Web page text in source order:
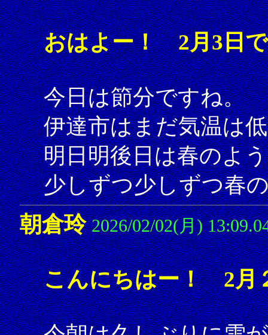
おはよー！ 2月3日
今日は節分ですね。
伊達市はまだ気温は
明日明後日は春のよ
少しずつ少しずつ春
朝倉玲 2026/02/02(月)
こんにちはー！ 2月